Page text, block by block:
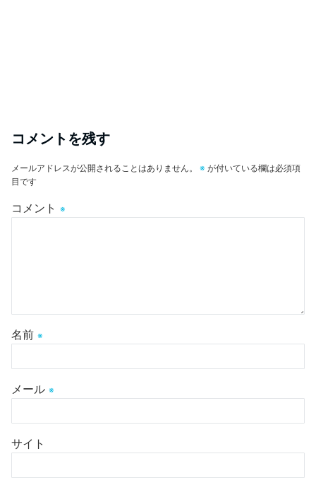
コメントを残す
メールアドレスが公開されることはありません。 ※ が付いている欄は必須項
目です
コメント ※
名前 ※
メール ※
サイト